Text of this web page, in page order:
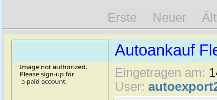
Erste Neuer
Autoankauf
Eingetragen am:
User: